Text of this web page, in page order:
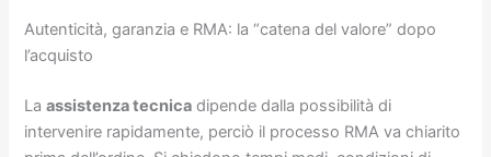
Autenticità, garanzia e RMA: la “catena del valore” dopo
l’acquisto
Laassistenza tecnica dipende dalla possibilità di
intervenire rapidamente, perciò il processo RMA va chiarito